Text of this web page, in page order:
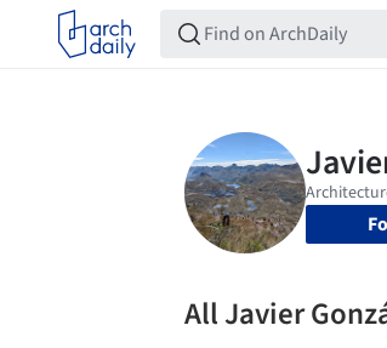
All Javier